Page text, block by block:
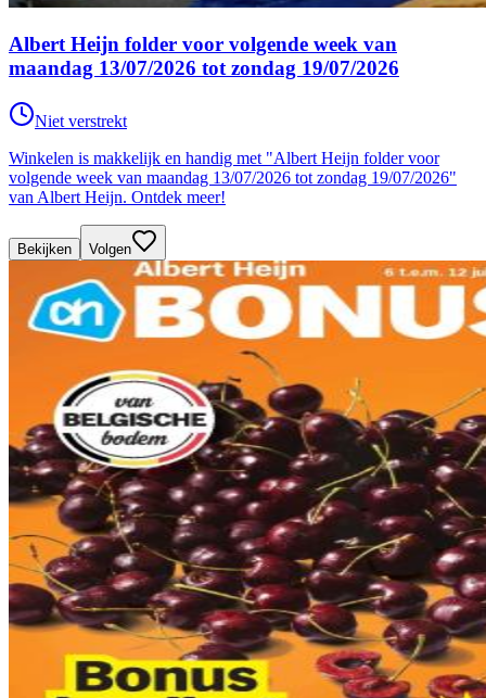
Albert Heijn folder voor volgende week van
maandag 13/07/2026 tot zondag 19/07/2026
Niet verstrekt
Winkelen is makkelijk en handig met "Albert Heijn folder voor
volgende week van maandag 13/07/2026 tot zondag 19/07/2026"
van Albert Heijn. Ontdek meer!
Bekijken Volgen